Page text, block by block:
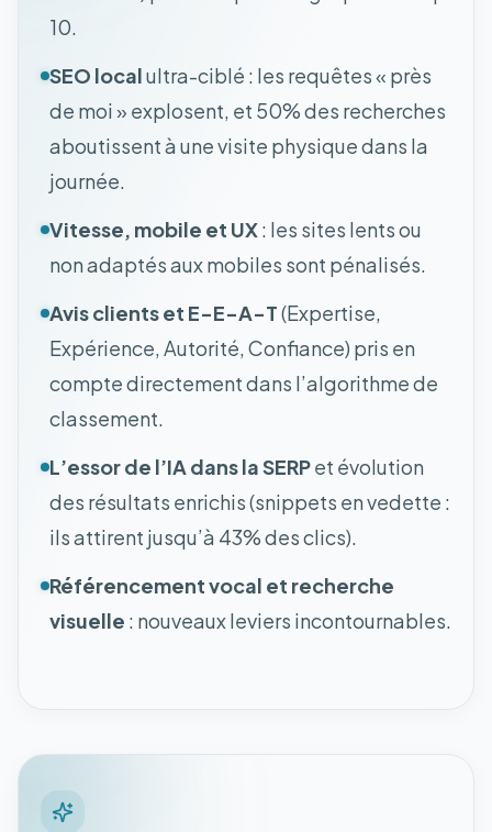
10.
SEO localultra-ciblé : les requêtes « près
de moi » explosent, et 50% des recherches
aboutissent à une visite physique dans la
journée.
Vitesse, mobile et UX: les sites lents ou
non adaptés aux mobiles sont pénalisés.
Avis clients et E-E-A-T(Expertise,
Expérience, Autorité, Confiance) pris en
compte directement dans l’algorithme de
classement.
L’essor de l’IA dans la SERPet évolution
des résultats enrichis (snippets en vedette :
ils attirent jusqu’à 43% des clics).
Référencement vocal et recherche
visuelle : nouveaux leviers incontournables.